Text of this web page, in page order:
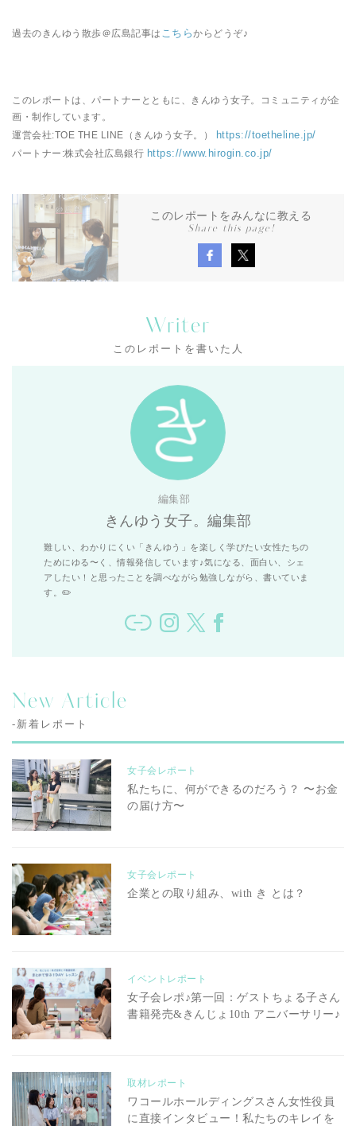
過去のきんゆう散歩＠広島記事は こちらからどうぞ♪
このレポートは、パートナーとともに、きんゆう女子。コミュニティが企
画・制作しています。
運営会社:TOE THE LINE（きんゆう女子。）
https://toetheline.jp/
パートナー:株式会社広島銀行 https://www.hirogin.co.jp/
このレポートをみんなに教える
Share this page!
Writer
このレポートを書いた人
編集部
きんゆう女子。編集部
難しい、わかりにくい「きんゆう」を楽しく学びたい女性たちの
ためにゆる〜く、情報発信しています♪気になる、面白い、シェ
アしたい！と思ったことを調べながら勉強しながら、書いていま
す。✏️
New Article
-新着レポート
女子会レポート
私たちに、何ができるのだろう？ 〜お金
の届け方〜
女子会レポート
企業との取り組み、with き とは？
イベントレポート
女子会レポ♪第一回：ゲストちょる子さん
書籍発売&きんじょ10th アニバーサリー♪
取材レポート
ワコールホールディングスさん女性役員
に直接インタビュー！私たちのキレイを